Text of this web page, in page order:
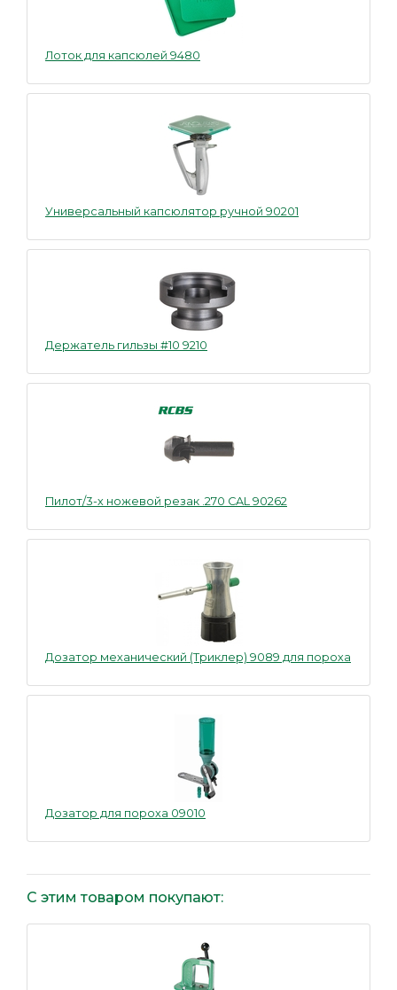
Лоток для капсюлей 9480
Универсальный капсюлятор ручной 90201
Держатель гильзы #10 9210
Пилот/3-х ножевой резак .270 CAL 90262
Дозатор механический (Триклер) 9089 для пороха
Дозатор для пороха 09010
С этим товаром покупают: